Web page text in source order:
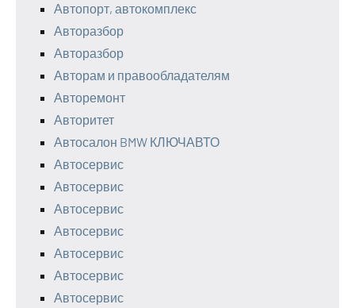
Автопорт, автокомплекс
Авторазбор
Авторазбор
Авторам и правообладателям
Авторемонт
Авторитет
Автосалон BMW КЛЮЧАВТО
Автосервис
Автосервис
Автосервис
Автосервис
Автосервис
Автосервис
Автосервис